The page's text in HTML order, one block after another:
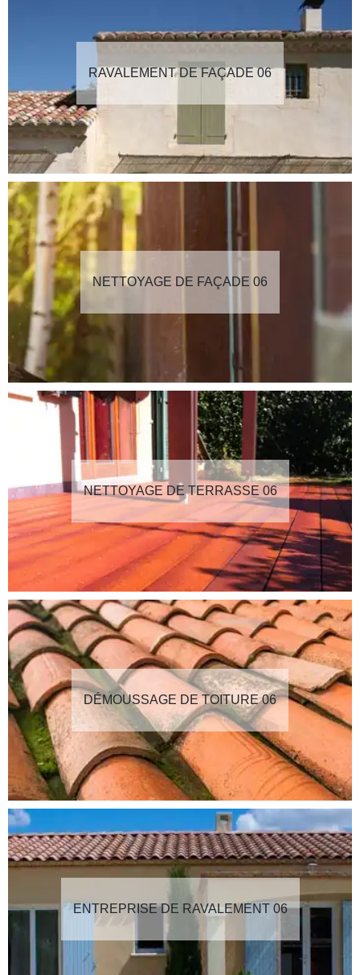
RAVALEMENT DE FAÇADE 06
NETTOYAGE DE FAÇADE 06
NETTOYAGE DE TERRASSE 06
DÉMOUSSAGE DE TOITURE 06
ENTREPRISE DE RAVALEMENT 06